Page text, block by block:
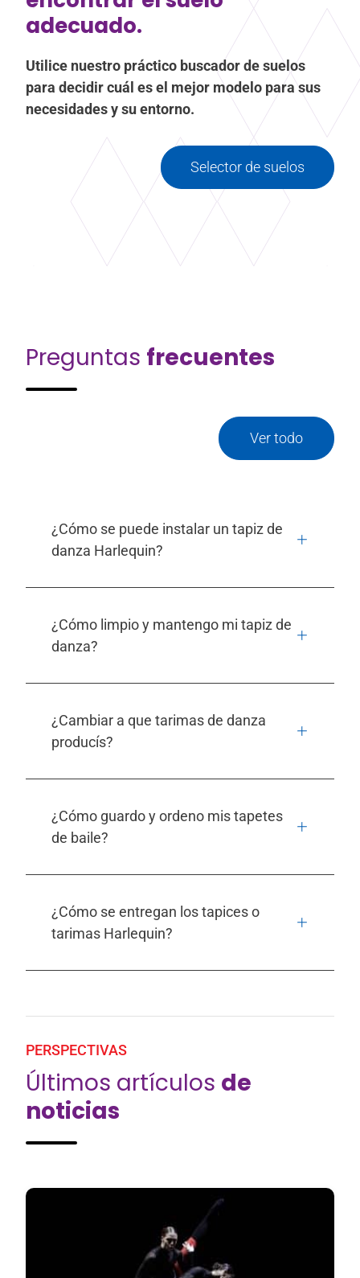
adecuado.
Utilice nuestro práctico buscador de suelos
para decidir cuál es el mejor modelo para sus
necesidades y su entorno.
Selector de suelos
Preguntas frecuentes
Ver todo
¿Cómo se puede instalar un tapiz de
danza Harlequin?
¿Cómo limpio y mantengo mi tapiz de
danza?
¿Cambiar a que tarimas de danza
producís?
¿Cómo guardo y ordeno mis tapetes
de baile?
¿Cómo se entregan los tapices o
tarimas Harlequin?
PERSPECTIVAS
Últimos artículos de
noticias